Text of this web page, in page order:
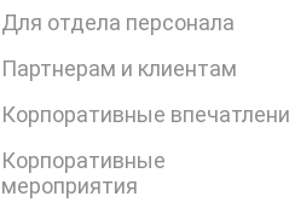
Для отдела персонала
Партнерам и клиентам
Корпоративные
Корпоративные
мероприятия